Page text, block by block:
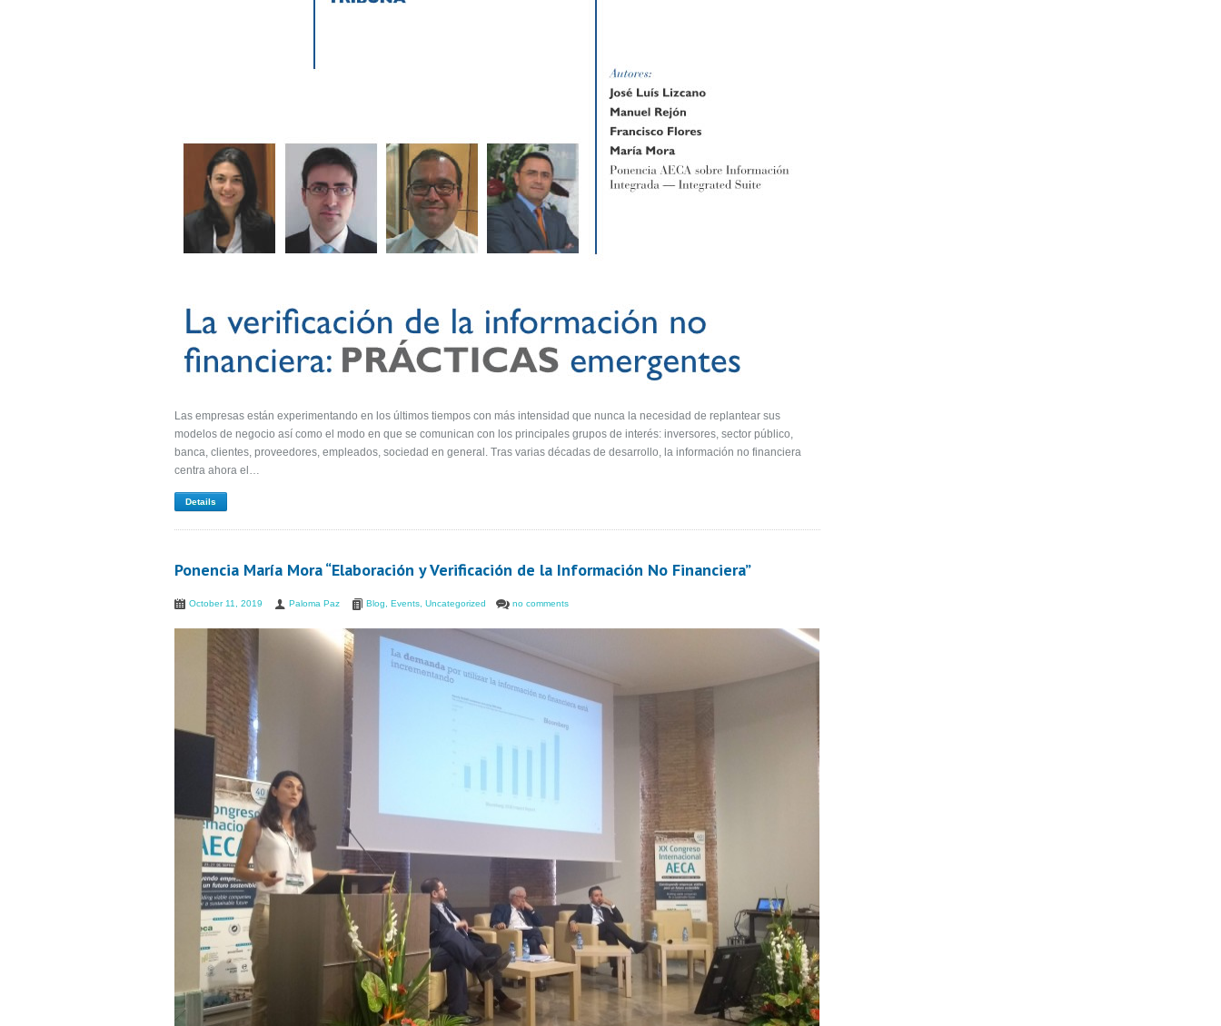
Las empresas están experimentando en los últimos tiempos con más intensidad que nunca la necesidad de replantear sus
modelos de negocio así como el modo en que se comunican con los principales grupos de interés: inversores, sector público,
banca, clientes, proveedores, empleados, sociedad en general. Tras varias décadas de desarrollo, la información no financiera
centra ahora el…
Details
Ponencia María Mora “Elaboración y Verificación de la Información No Financiera”
October 11, 2019 Paloma Paz Blog Events Uncategorized no comments